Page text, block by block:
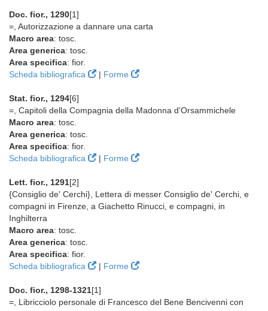
Doc. fior., 1290[1]
=, Autorizzazione a dannare una carta
Macro area: tosc.
Area generica: tosc.
Area specifica: fior.
Scheda bibliografica
| Forme
Stat. fior., 1294[6]
=, Capitoli della Compagnia della Madonna d'Orsammichele
Macro area: tosc.
Area generica: tosc.
Area specifica: fior.
Scheda bibliografica
| Forme
Lett. fior., 1291[2]
{Consiglio de' Cerchi}, Lettera di messer Consiglio de' Cerchi, e
compagni in Firenze, a Giachetto Rinucci, e compagni, in
Inghilterra
Macro area: tosc.
Area generica: tosc.
Area specifica: fior.
Scheda bibliografica
| Forme
Doc. fior., 1298-1321[1]
=, Libricciolo personale di Francesco del Bene Bencivenni con